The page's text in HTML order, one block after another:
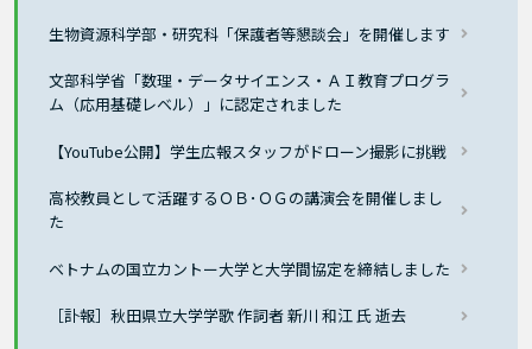
生物資源科学部・研究科「保護者等懇談会」を開催します
文部科学省「数理・データサイエンス・ＡＩ教育プログラ
ム（応用基礎レベル）」に認定されました
【YouTube公開】学生広報スタッフがドローン撮影に挑戦
高校教員として活躍するＯＢ･ＯＧの講演会を開催しまし
た
ベトナムの国立カントー大学と大学間協定を締結しました
［訃報］秋田県立大学学歌 作詞者 新川 和江 氏 逝去